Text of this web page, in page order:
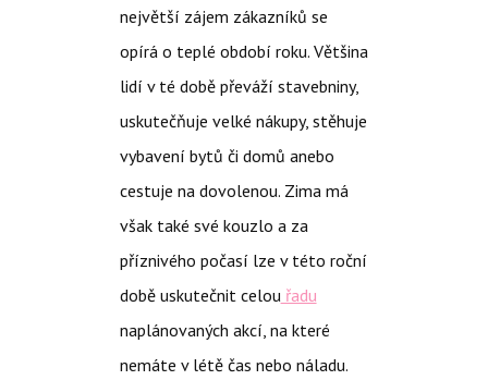
největší zájem zákazníků se
opírá o teplé období roku. Většina
lidí v té době převáží stavebniny,
uskutečňuje velké nákupy, stěhuje
vybavení bytů či domů anebo
cestuje na dovolenou. Zima má
však také své kouzlo a za
příznivého počasí lze v této roční
době uskutečnit celouřadu
naplánovaných akcí, na které
nemáte v létě čas nebo náladu.